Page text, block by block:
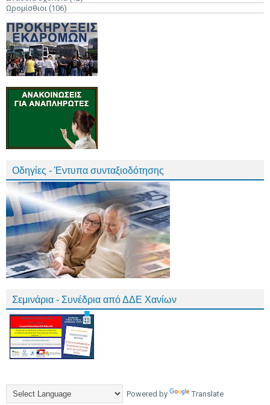
Ωρομίσθιοι (106)
Οδηγίες - Έντυπα συνταξιοδότησης
Σεμινάρια - Συνέδρια από ΔΔΕ Χανίων
Powered by Translate